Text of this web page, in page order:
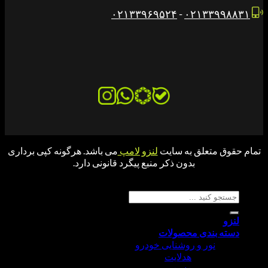
-۰۲۱۳۳۹۶۹۵۲۴
متعلق به سایتلنزو لامپ می باشد. هرگونه کپی برداری
بدون ذکر منبع پیگرد قانونی دارد.
بندی محصولات
نور و روشنایی خودرو